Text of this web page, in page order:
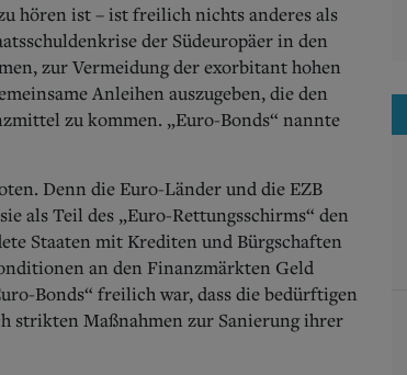
hören ist – ist freilich nichts anderes als
der Südeuropäer in den
zur Vermeidung der exorbitant hohen
Anleihen auszugeben, die den
zu kommen. „Euro-Bonds“ nannte
Denn die Euro-Länder und die EZB
als Teil des „Euro-Rettungsschirms“ den
Staaten mit Krediten und Bürgschaften
an den Finanzmärkten Geld
Bonds“ freilich war, dass die bedürftigen
strikten Maßnahmen zur Sanierung ihrer